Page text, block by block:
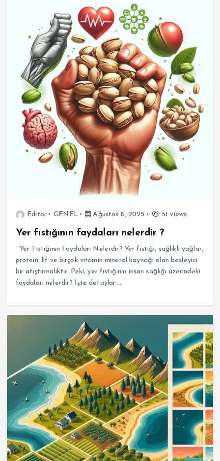
Editor GENEL Ağustos 8, 2025 51 views
Yer fıstığının faydaları nelerdir ?
Yer Fıstığının Faydaları Nelerdir? Yer fıstığı, sağlıklı yağlar,
protein, lif ve birçok vitamin mineral kaynağı olan besleyici
bir atıştırmalıktır. Peki, yer fıstığının insan sağlığı üzerindeki
faydaları nelerdir? İşte detaylar:…